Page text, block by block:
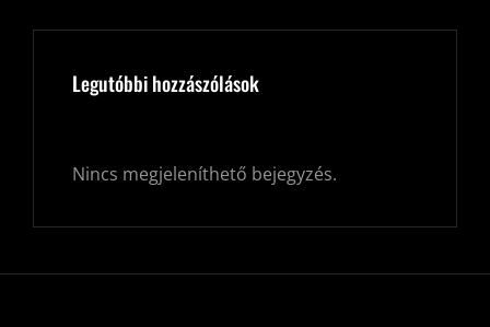
Legutóbbi hozzászólások
Nincs megjeleníthető bejegyzés.